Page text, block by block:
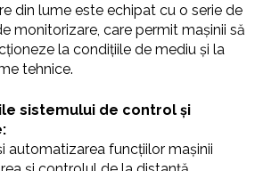
din lume este echipat cu o serie de
monitorizare, care permit mașinii să
la condițiile de mediu și la
tehnice.
sistemului de control și
automatizarea funcțiilor mașinii